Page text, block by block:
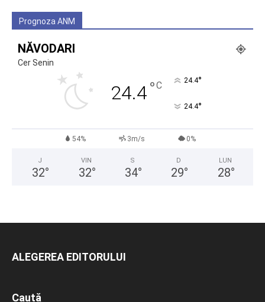
Prognoza ANM
NĂVODARI
Cer Senin
24.4°C 24.4°
24.4°
54% 3m/s 0%
J
32°
VIN
32°
S
34°
D
29°
LUN
28°
ALEGEREA EDITORULUI
Caută